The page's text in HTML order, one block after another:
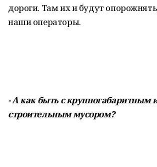
дороги. Там их и будут
наши операторы.
- А как быть с крупногабаритным
строительным мусором?